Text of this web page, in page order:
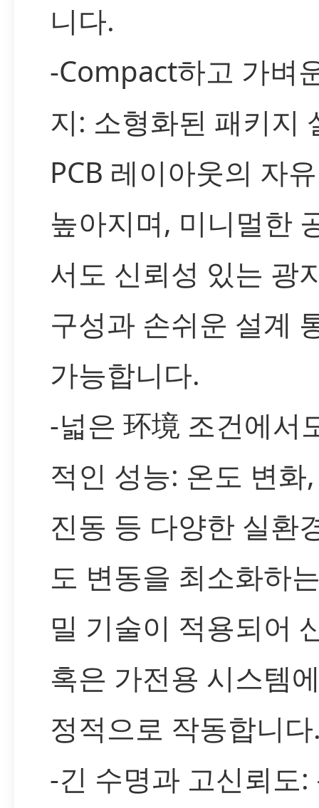
니다.
-Compact하고 가벼
지: 소형화된 패키지
PCB 레이아웃의 자
높아지며, 미니멀한
서도 신뢰성 있는 광
구성과 손쉬운 설계
가능합니다.
-넓은 环境 조건에서
적인 성능: 온도 변화
진동 등 다양한 실환
도 변동을 최소화하
밀 기술이 적용되어
혹은 가전용 시스템
정적으로 작동합니
-긴 수명과 고신뢰도: